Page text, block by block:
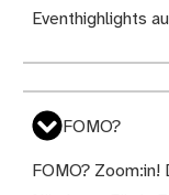
Eventhighlights
FOMO?
FOMO?